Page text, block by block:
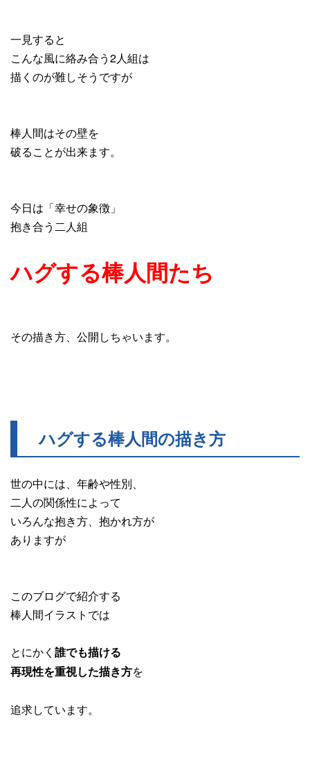
一見すると
こんな風に絡み合う2人組は
描くのが難しそうですが
棒人間はその壁を
破ることが出来ます。
今日は「幸せの象徴」
抱き合う二人組
ハグする棒人間たち
その描き方、公開しちゃいます。
ハグする棒人間の描き方
世の中には、年齢や性別、
二人の関係性によって
いろんな抱き方、抱かれ方が
ありますが
このブログで紹介する
棒人間イラストでは
とにかく 誰でも描ける
再現性を重視した描き方を
追求しています。